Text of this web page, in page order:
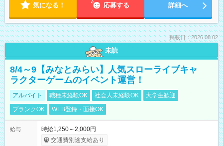
気になる！ 応募する 詳細へ
掲載日：2026.08.02
未読
8/4～9【みなとみらい】人気スローライブキャ
ラクターゲームのイベント運営！
アルバイト 職種未経験OK 社会人未経験OK
大学生歓迎
ブランクOK
WEB登録・面接OK
給与
時給1,250～2,000円
交通費別途支給あり